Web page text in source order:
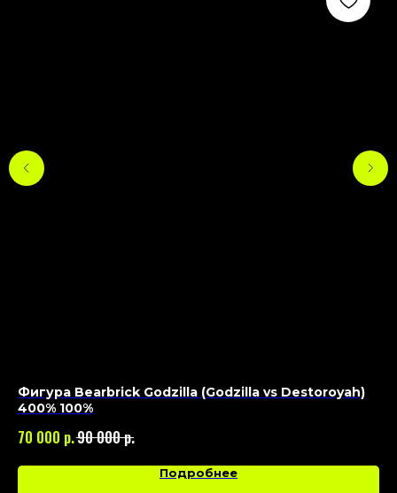
Фигура Bearbrick Godzilla (Godzilla vs Destoroyah)
400% 100%
70 000 р.90 000р.
Подробнее